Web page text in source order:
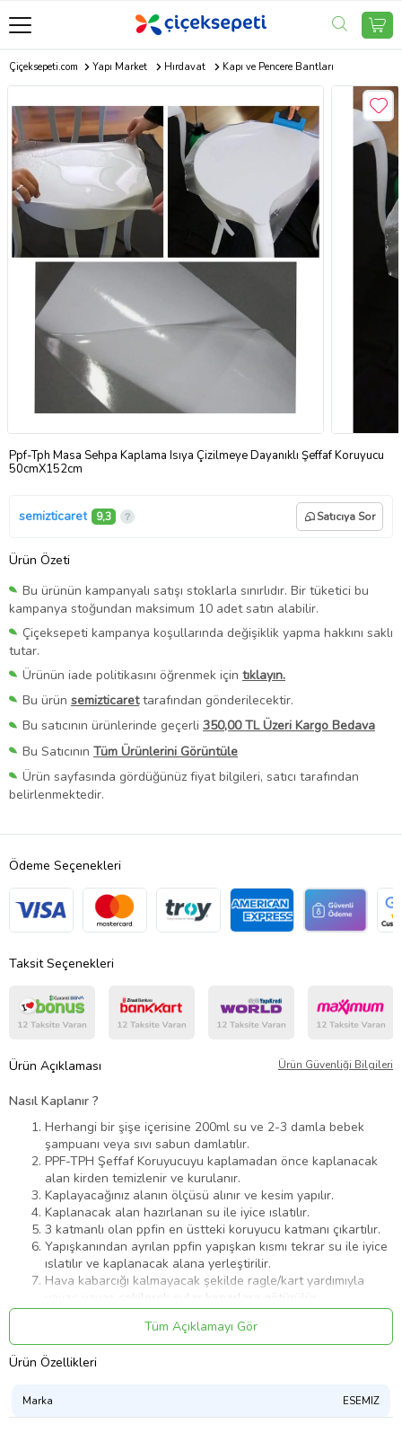
Çiçeksepeti.com Yapı Market Hırdavat Kapı ve Pencere Bantları
Ppf-Tph Masa Sehpa Kaplama Isıya Çizilmeye Dayanıklı Şeffaf Koruyucu
50cmX152cm
semizticaret 9,3 Satıcıya Sor
Ürün Özeti
Bu ürünün kampanyalı satışı stoklarla sınırlıdır. Bir tüketici bu
kampanya stoğundan maksimum 10 adet satın alabilir.
Çiçeksepeti kampanya koşullarında değişiklik yapma hakkını saklı
tutar.
Ürünün iade politikasını öğrenmek için tıklayın.
Bu ürün semizticarettarafından gönderilecektir.
Bu satıcının ürünlerinde geçerli 350,00 TL Üzeri Kargo Bedava
Bu Satıcının Tüm Ürünlerini Görüntüle
Ürün sayfasında gördüğünüz fiyat bilgileri, satıcı tarafından
belirlenmektedir.
Ödeme Seçenekleri
Taksit Seçenekleri
Ürün Açıklaması Ürün Güvenliği Bilgileri
Nasıl Kaplanır ?
Herhangi bir şişe içerisine 200ml su ve 2-3 damla bebek
şampuanı veya sıvı sabun damlatılır.
PPF-TPH Şeffaf Koruyucuyu kaplamadan önce kaplanacak
alan kirden temizlenir ve kurulanır.
Kaplayacağınız alanın ölçüsü alınır ve kesim yapılır.
Kaplanacak alan hazırlanan su ile iyice ıslatılır.
3 katmanlı olan ppfin en üstteki koruyucu katmanı çıkartılır.
Yapışkanından ayrılan ppfin yapışkan kısmı tekrar su ile iyice
ıslatılır ve kaplanacak alana yerleştirilir.
Hava kabarcığı kalmayacak şekilde ragle/kart yardımıyla
yavaş yavaş çekilerek sular kenarlara götürülür.
Hava kabarcığı kalmamış olan alanımızın kenarlarından
maket bıçağı yardımıyla kesme işlemi yapılır.
Kullanıma hazırdır.
Tüm Açıklamayı Gör
Ürün Özellikleri
Marka ESEMIZ